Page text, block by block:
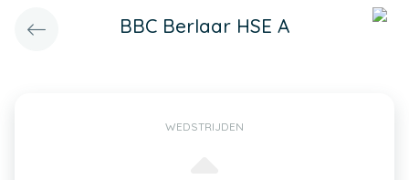
BBC Berlaar HSE A
WEDSTRIJDEN